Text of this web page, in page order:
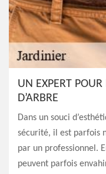
UN EXPERT POUR
D’ARBRE
Dans un souci
sécurité, il est parfois
par un professionnel.
peuvent parfois